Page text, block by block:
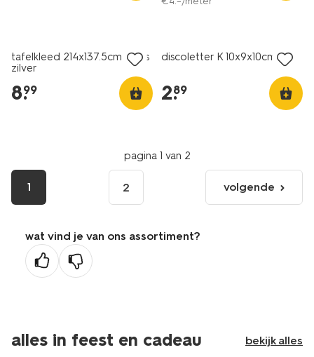
tafelkleed 214x137.5cm glans
zilver
8.
99
discoletter K 10x9x10cm
2.
89
pagina 1 van 2
1 2
volgende
pagina
volgende
wat vind je van ons assortiment?
alles in feest en cadeau bekijk alles